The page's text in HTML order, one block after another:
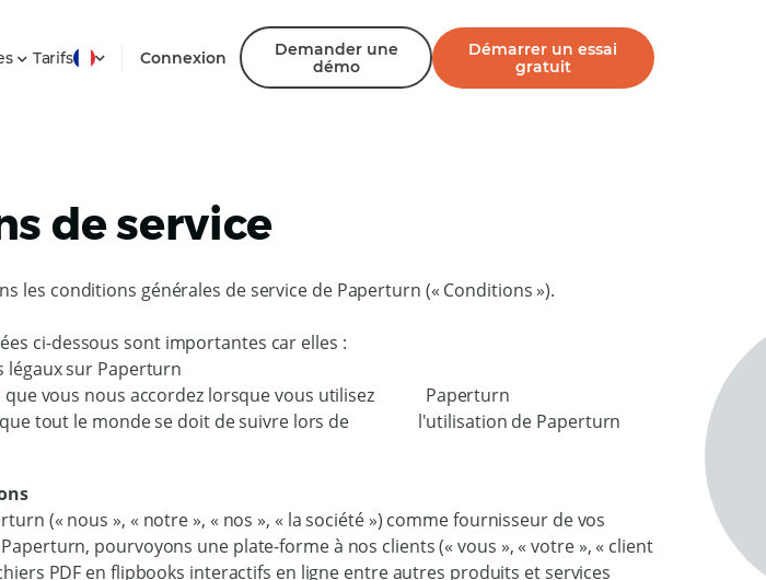
Tarifs Connexion
Demander une
démo
Démarrer un essai
gratuit
de service
les conditions générales de service de Paperturn (« Conditions »).
ci-dessous sont importantes car elles :
sur Paperturn
vous nous accordez lorsque vous utilisez Paperturn
tout le monde se doit de suivre lors de l'utilisation de Paperturn
(« nous », « notre », « nos », « la société ») comme fournisseur de vos
pourvoyons une plate-forme à nos clients (« vous », « votre », « client
PDF en flipbooks interactifs en ligne entre autres produits et services